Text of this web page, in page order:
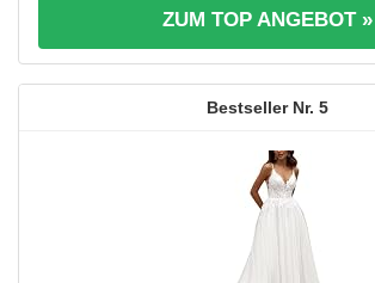
ZUM TOP ANGEBOT »
5